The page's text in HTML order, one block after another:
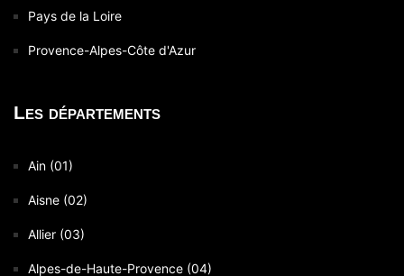
Pays de la Loire
Provence-Alpes-Côte d'Azur
Les départements
Ain (01)
Aisne (02)
Allier (03)
Alpes-de-Haute-Provence (04)